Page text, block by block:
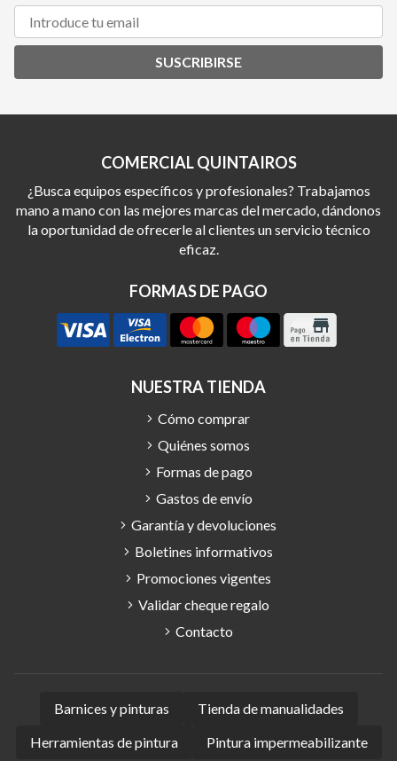
SUSCRIBIRSE
COMERCIAL QUINTAIROS
¿Busca equipos específicos y profesionales? Trabajamos
mano a mano con las mejores marcas del mercado, dándonos
la oportunidad de ofrecerle al clientes un servicio técnico
eficaz.
FORMAS DE PAGO
NUESTRA TIENDA
Cómo comprar
Quiénes somos
Formas de pago
Gastos de envío
Garantía y devoluciones
Boletines informativos
Promociones vigentes
Validar cheque regalo
Contacto
Barnices y pinturas
Tienda de manualidades
Herramientas de pintura
Pintura impermeabilizante